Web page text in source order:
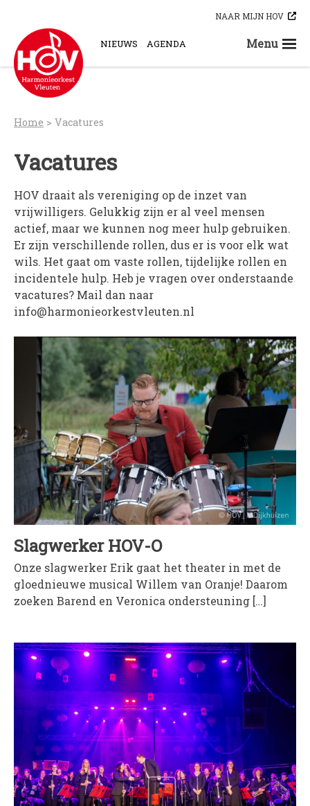
content
NAAR MIJN HOV
NIEUWS AGENDA
Menu
HOV-E
HOV-G
HOV-O
Bloaskapel Vleuten
Saxofoonkwartet Hova Zembla
Klarinettenensemble Brandhout
Muziek is de Basis!
Zomerorkest Vleuten
Saxophone Orchestra
Moet je Hoor’n!
HOV Loud & Proud
OVER ONS
Wie zijn we?
Bestuur
Verenigingsstukken
Partners
Historie
WORD LID
WINKELWAGEN
Home > Vacatures
Vacatures
HOV draait als vereniging op de inzet van
vrijwilligers. Gelukkig zijn er al veel mensen
actief, maar we kunnen nog meer hulp gebruiken.
Er zijn verschillende rollen, dus er is voor elk wat
wils. Het gaat om vaste rollen, tijdelijke rollen en
incidentele hulp. Heb je vragen over onderstaande
vacatures? Mail dan naar
info@harmonieorkestvleuten.nl
Slagwerker HOV-O
Onze slagwerker Erik gaat het theater in met de
gloednieuwe musical Willem van Oranje! Daarom
zoeken Barend en Veronica ondersteuning […]